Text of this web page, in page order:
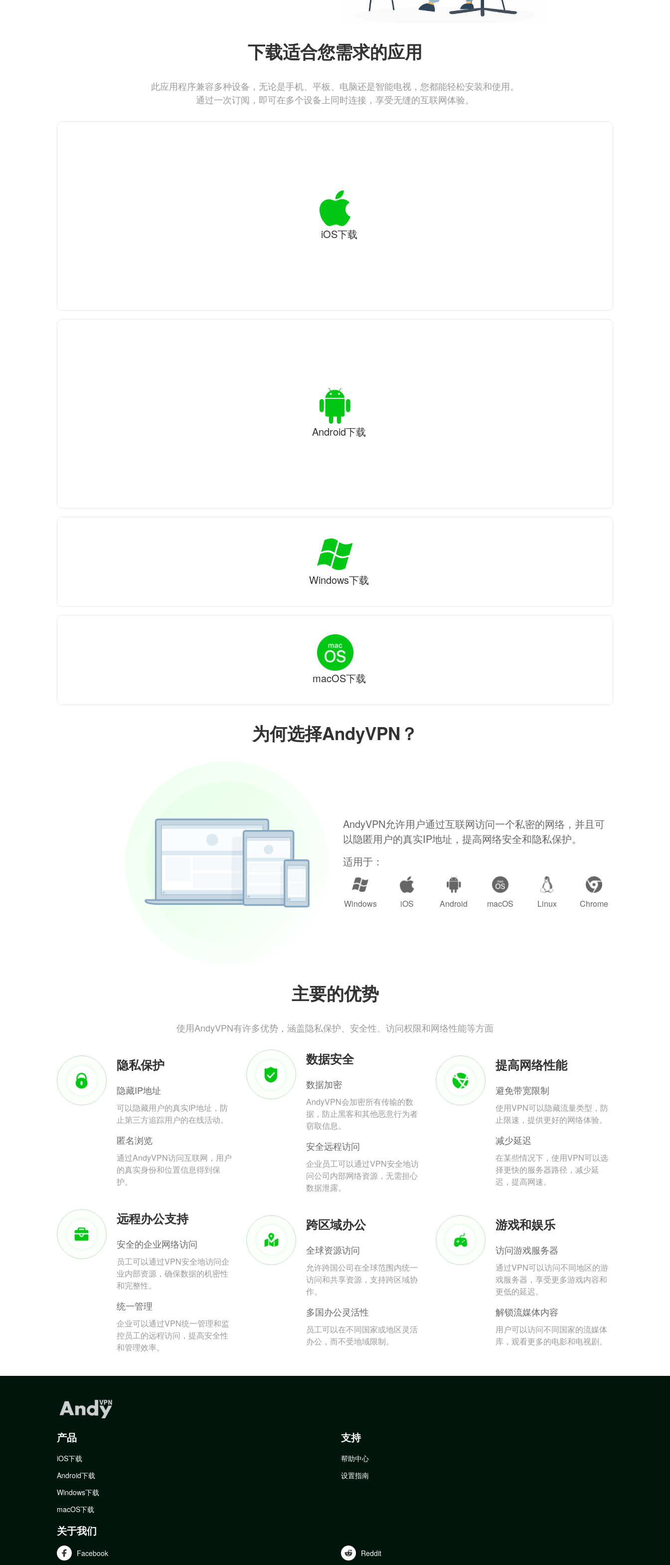
为何选择AndyVPN？
AndyVPN允许用户通过互联网访问一个私密的网络，并且可
以隐匿用户的真实IP地址，提高网络安全和隐私保护。
适用于：
Windows iOS Android macOS Linux Chrome
主要的优势
使用AndyVPN有许多优势，涵盖隐私保护、安全性、访问权限和网络性能等方面
隐私保护
隐藏IP地址
可以隐藏用户的真实IP地址，防
止第三方追踪用户的在线活动。
匿名浏览
通过AndyVPN访问互联网，用户
的真实身份和位置信息得到保
护。
数据安全
数据加密
AndyVPN会加密所有传输的数
据，防止黑客和其他恶意行为者
窃取信息。
安全远程访问
企业员工可以通过VPN安全地访
问公司内部网络资源，无需担心
数据泄露。
提高网络性能
避免带宽限制
使用VPN可以隐藏流量类型，防
止限速，提供更好的网络体验。
减少延迟
在某些情况下，使用VPN可以选
择更快的服务器路径，减少延
迟，提高网速。
远程办公支持
安全的企业网络访问
员工可以通过VPN安全地访问企
业内部资源，确保数据的机密性
和完整性。
统一管理
企业可以通过VPN统一管理和监
控员工的远程访问，提高安全性
和管理效率。
跨区域办公
全球资源访问
允许跨国公司在全球范围内统一
访问和共享资源，支持跨区域协
作。
多国办公灵活性
员工可以在不同国家或地区灵活
办公，而不受地域限制。
游戏和娱乐
访问游戏服务器
通过VPN可以访问不同地区的游
戏服务器，享受更多游戏内容和
更低的延迟。
解锁流媒体内容
用户可以访问不同国家的流媒体
库，观看更多的电影和电视剧。
下载适合您需求的应用
此应用程序兼容多种设备，无论是手机、平板、电脑还是智能电视，您都能轻松安装和使用。
通过一次订阅，即可在多个设备上同时连接，享受无缝的互联网体验。
iOS下载
Android下载
Windows下载
macOS下载
产品
iOS下载
Android下载
Windows下载
macOS下载
支持
帮助中心
设置指南
关于我们
Facebook Reddit